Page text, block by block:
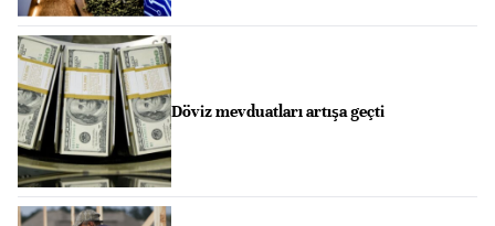
Döviz mevduatları artışa geçti